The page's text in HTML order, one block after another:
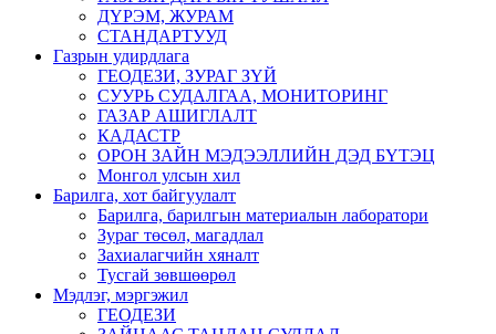
ДҮРЭМ, ЖУРАМ
СТАНДАРТУУД
Газрын удирдлага
ГЕОДЕЗИ, ЗУРАГ ЗҮЙ
СУУРЬ СУДАЛГАА, МОНИТОРИНГ
ГАЗАР АШИГЛАЛТ
КАДАСТР
ОРОН ЗАЙН МЭДЭЭЛЛИЙН ДЭД БҮТЭЦ
Монгол улсын хил
Барилга, хот байгуулалт
Барилга, барилгын материалын лаборатори
Зураг төсөл, магадлал
Захиалагчийн хяналт
Тусгай зөвшөөрөл
Мэдлэг, мэргэжил
ГЕОДЕЗИ